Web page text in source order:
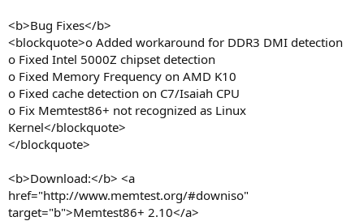
<b>Bug Fixes</b>
<blockquote>o Added workaround for DDR3 DMI detection
o Fixed Intel 5000Z chipset detection
o Fixed Memory Frequency on AMD K10
o Fixed cache detection on C7/Isaiah CPU
o Fix Memtest86+ not recognized as Linux
Kernel</blockquote>
</blockquote>
<b>Download:</b> <a
href="http://www.memtest.org/#downiso"
target="b">Memtest86+ 2.10</a>